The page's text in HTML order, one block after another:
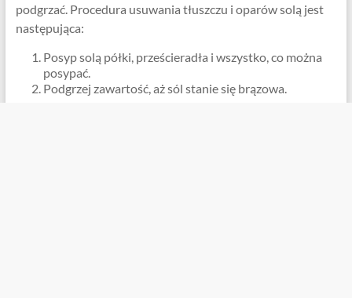
podgrzać. Procedura usuwania tłuszczu i oparów solą jest
następująca:
Posyp solą półki, prześcieradła i wszystko, co można
posypać.
Podgrzej zawartość, aż sól stanie się brązowa.